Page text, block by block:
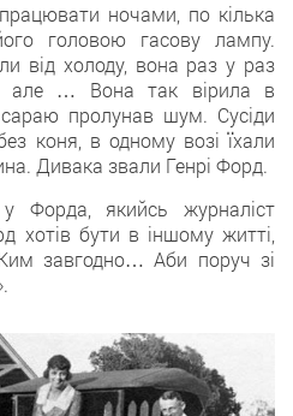
ночами, по кілька
головою гасову лампу.
від холоду, вона раз у раз
але … Вона так вірила в
пролунав шум. Сусіди
коня, в одному возі їхали
Дивака звали Генрі Форд.
Форда, якийсь журналіст
хотів бути в іншому житті,
завгодно… Аби поруч зі